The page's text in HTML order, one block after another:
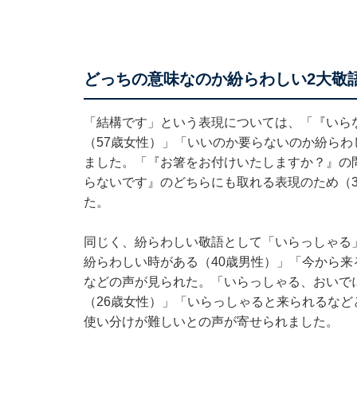
どっちの意味なのか紛らわしい2大
「結構です」という表現については、「『い
（57歳女性）」「いいのか要らないのか紛ら
ました。「『お箸をお付けいたしますか？』
らないです』のどちらにも取れる表現のため
た。
同じく、紛らわしい敬語として「いらっしゃ
紛らわしい時がある（40歳男性）」「今から
などの声が見られた。「いらっしゃる、おい
（26歳女性）」「いらっしゃると来られるな
使い分けが難しいとの声が寄せられました。